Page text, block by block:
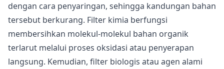
dengan cara penyaringan, sehingga kandungan bahan
tersebut berkurang. Filter kimia berfungsi
membersihkan molekul-molekul bahan organik
terlarut melalui proses oksidasi atau penyerapan
langsung. Kemudian, filter biologis atau agen alami